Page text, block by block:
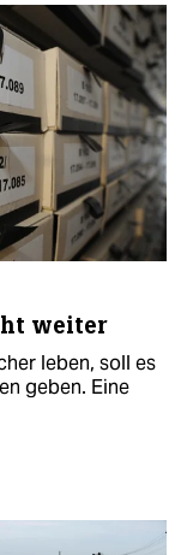
weiter
leben, soll es
geben. Eine